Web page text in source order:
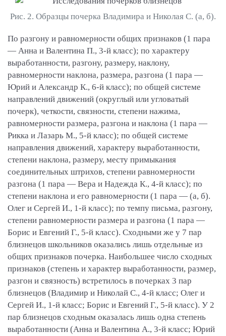
Рис. 2. Образцы почерка Владимира и Николая С. (а, б).
По разгону и равномерности общих признаков (1 пара
— Анна и Валентина П., 3-й класс); по характеру
выработанности, разгону, размеру, наклону,
равномерности наклона, размера, разгона (1 пара —
Юрий и Александр К., 6-й класс); по общей системе
направлений движений (округлый или угловатый
почерк), четкости, связности, степени нажима,
равномерности размера, разгона и наклона (1 пара —
Рикка и Лазарь М., 5-й класс); по общей системе
направления движений, характеру выработанности,
степени наклона, размеру, месту примыкания
соединительных штрихов, степени равномерности
разгона (1 пара — Вера и Надежда К., 4-й класс); по
степени наклона и его равномерности (1 пара — (а, б).
Олег и Сергей И., 1-й класс); по темпу письма, разгону,
степени равномерности размера и разгона (1 пара —
Борис и Евгений Г., 5-й класс). Сходными же у 7 пар
близнецов школьников оказались лишь отдельные из
общих признаков почерка. Наибольшее число сходных
признаков (степень и характер выработанности, размер,
разгон и связность) встретилось в почерках 3 пар
близнецов (Владимир и Николай С., 4-й класс; Олег и
Сергей И., 1-й класс; Борис и Евгений Г., 5-й класс). У 2
пар близнецов сходным оказалась лишь одна степень
выработанности (Анна и Валентина А., 3-й класс; Юрий